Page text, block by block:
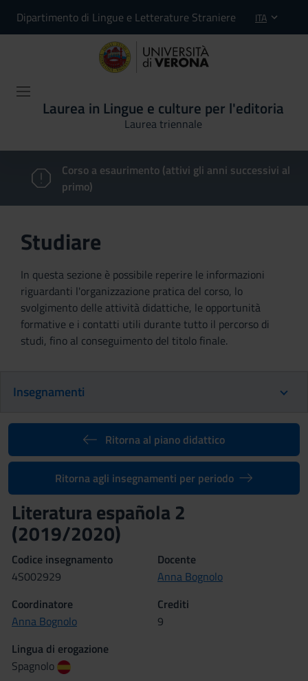
Dipartimento di Lingue e Letterature Straniere ITA
Laurea in Lingue e culture per l'editoria
Laurea triennale
Corso a esaurimento (attivi gli anni successivi al
primo)
Studiare
In questa sezione è possibile reperire le informazioni
riguardanti l'organizzazione pratica del corso, lo
svolgimento delle attività didattiche, le opportunità
formative e i contatti utili durante tutto il percorso di
studi, fino al conseguimento del titolo finale.
Insegnamenti
Ritorna al piano didattico
Ritorna agli insegnamenti per periodo
Literatura española 2
(2019/2020)
Codice insegnamento
4S002929
Docente
Anna Bognolo
Coordinatore
Anna Bognolo
Crediti
9
Lingua di erogazione
Spagnolo